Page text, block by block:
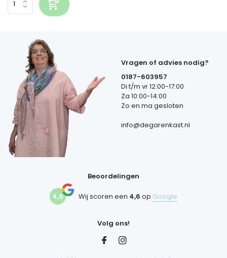
Vragen of advies nodig?
0187-603957
Di t/m vr 12:00-17:00
Za 10:00-14:00
Zo en ma gesloten
info@degarenkast.nl
Beoordelingen
4,6 Wij scoren een 4,6 op Google
Volg ons!